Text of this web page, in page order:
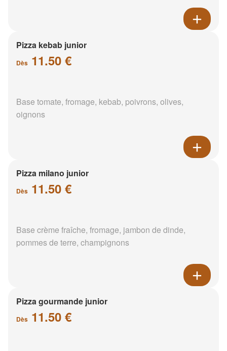
Pizza kebab junior
Dès 11.50 €
Base tomate, fromage, kebab, poivrons, olives,
oignons
Pizza milano junior
Dès 11.50 €
Base crème fraîche, fromage, jambon de dinde,
pommes de terre, champignons
Pizza gourmande junior
Dès 11.50 €